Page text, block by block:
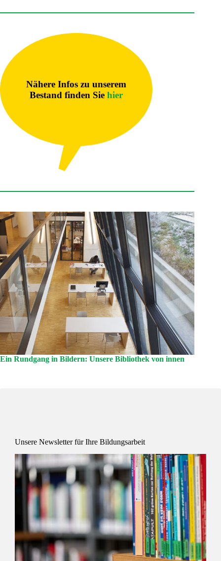
Nähere Infos zu unserem
Bestand finden Sie hier
Ein Rundgang in Bildern: Unsere Bibliothek von innen
Unsere Newsletter für Ihre Bildungsarbeit